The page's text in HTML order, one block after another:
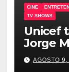
CINE
TV SHOWS
Unicef
Jorge
AGOSTO